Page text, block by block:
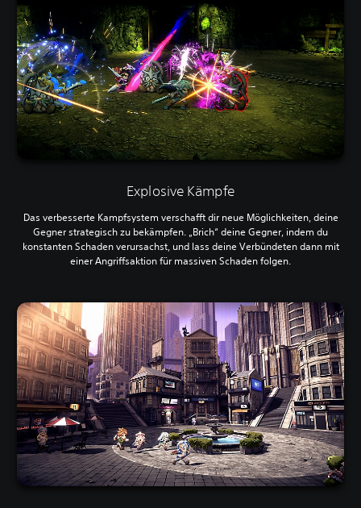
Explosive Kämpfe
Das verbesserte Kampfsystem verschafft dir neue Möglichkeiten, deine
Gegner strategisch zu bekämpfen. „Brich“ deine Gegner, indem du
konstanten Schaden verursachst, und lass deine Verbündeten dann mit
einer Angriffsaktion für massiven Schaden folgen.